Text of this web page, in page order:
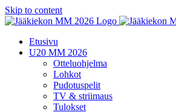
Skip to content
Etusivu
U20 MM 2026
Otteluohjelma
Lohkot
Pudotuspelit
TV & striimaus
Tulokset